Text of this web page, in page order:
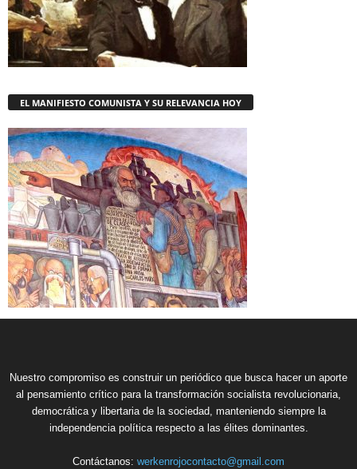
EL MANIFIESTO COMUNISTA Y SU RELEVANCIA HOY
Nuestro compromiso es construir un periódico que busca hacer un aporte
al pensamiento crítico para la transformación socialista revolucionaria,
democrática y libertaria de la sociedad, manteniendo siempre la
independencia política respecto a las élites dominantes.
Contáctanos: werkenrojocontacto@gmail.com